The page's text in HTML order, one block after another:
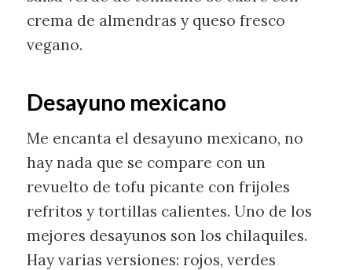
crema de almendras y queso fresco
vegano.
Desayuno mexicano
Me encanta el desayuno mexicano, no
hay nada que se compare con un
revuelto de tofu picante con frijoles
refritos y tortillas calientes. Uno de los
mejores desayunos son los chilaquiles.
Hay varias versiones: rojos, verdes